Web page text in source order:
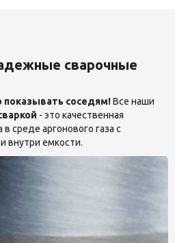
сварочные
соседям!Все наши
- это качественная
среде аргонового газа с
внутри емкости.